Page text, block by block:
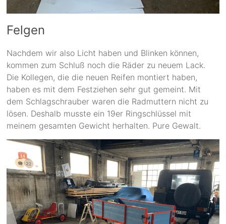
Felgen
Nachdem wir also Licht haben und Blinken können,
kommen zum Schluß noch die Räder zu neuem Lack.
Die Kollegen, die die neuen Reifen montiert haben,
haben es mit dem Festziehen sehr gut gemeint. Mit
dem Schlagschrauber waren die Radmuttern nicht zu
lösen. Deshalb musste ein 19er Ringschlüssel mit
meinem gesamten Gewicht herhalten. Pure Gewalt.